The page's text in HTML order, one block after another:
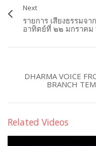
Next
รายการ เสียงธรรมจ
อาทิตย์ที่ ๒๒ มกราค
DHARMA VOICE
BRANCH
Related Videos